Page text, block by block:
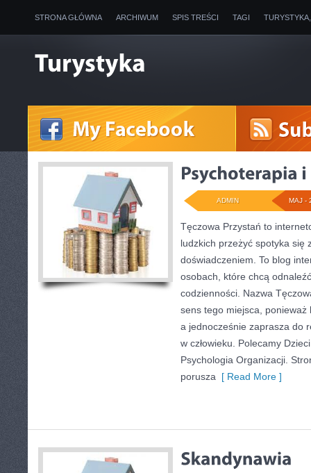
STRONA GŁÓWNA ARCHIWUM SPIS TREŚCI TAGI
MAJ -
ADMIN
Tęczowa Przystań to
ludzkich przeżyć spotyka się
doświadczeniem. To blog
osobach, które chcą
codzienności. Nazwa
sens tego miejsca,
a jednocześnie zaprasza do
w człowieku. Polecamy
Psychologia Organizacji.
porusza [ Read More ]